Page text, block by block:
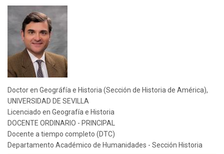
Doctor en Geográfía e Historia (Sección de Historia de América),
UNIVERSIDAD DE SEVILLA
Licenciado en Geografía e Historia
DOCENTE ORDINARIO - PRINCIPAL
Docente a tiempo completo (DTC)
Departamento Académico de Humanidades - Sección Historia